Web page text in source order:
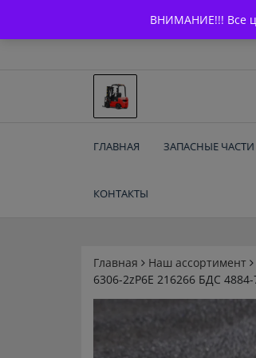
ВНИМАНИЕ!!! Все
content
Запчасти
ГЛАВНАЯ ЗАПАСНЫЕ ЧАСТИ
КОНТАКТЫ
Главная Наш ассортимент
6306-2zP6E 216266 БДС